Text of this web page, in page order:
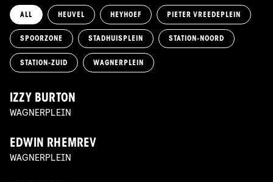
ALL HEUVEL HEYHOEF PIETER VREEDEPLEIN
SPOORZONE STADHUISPLEIN STATION-NOORD
STATION-ZUID WAGNERPLEIN
IZZY BURTON
WAGNERPLEIN
EDWIN RHEMREV
WAGNERPLEIN